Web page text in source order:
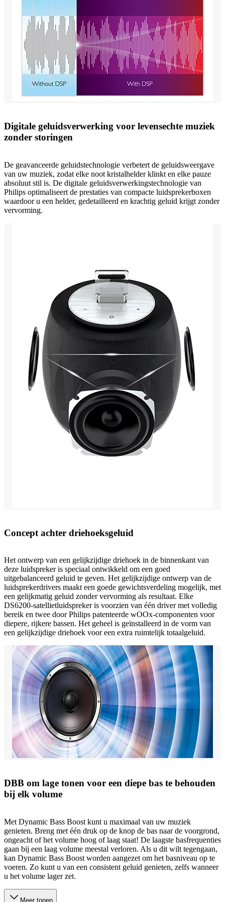
Digitale geluidsverwerking voor levensechte muziek
zonder storingen
De geavanceerde geluidstechnologie verbetert de geluidsweergave
van uw muziek, zodat elke noot kristalhelder klinkt en elke pauze
absoluut stil is. De digitale geluidsverwerkingstechnologie van
Philips optimaliseert de prestaties van compacte luidsprekerboxen
waardoor u een helder, gedetailleerd en krachtig geluid krijgt zonder
vervorming.
Concept achter driehoeksgeluid
Het ontwerp van een gelijkzijdige driehoek in de binnenkant van
deze luidspreker is speciaal ontwikkeld om een goed
uitgebalanceerd geluid te geven. Het gelijkzijdige ontwerp van de
luidsprekerdrivers maakt een goede gewichtsverdeling mogelijk, met
een gelijkmatig geluid zonder vervorming als resultaat. Elke
DS6200-satellietluidspreker is voorzien van één driver met volledig
bereik en twee door Philips patenteerde wOOx-componenten voor
diepere, rijkere bassen. Het geheel is geïnstalleerd in de vorm van
een gelijkzijdige driehoek voor een extra ruimtelijk totaalgeluid.
DBB om lage tonen voor een diepe bas te behouden
bij elk volume
Met Dynamic Bass Boost kunt u maximaal van uw muziek
genieten. Breng met één druk op de knop de bas naar de voorgrond,
ongeacht of het volume hoog of laag staat! De laagste basfrequenties
gaan bij een laag volume meestal verloren. Als u dit wilt tegengaan,
kan Dynamic Bass Boost worden aangezet om het basniveau op te
voeren. Zo kunt u van een consistent geluid genieten, zelfs wanneer
u het volume lager zet.
Meer tonen